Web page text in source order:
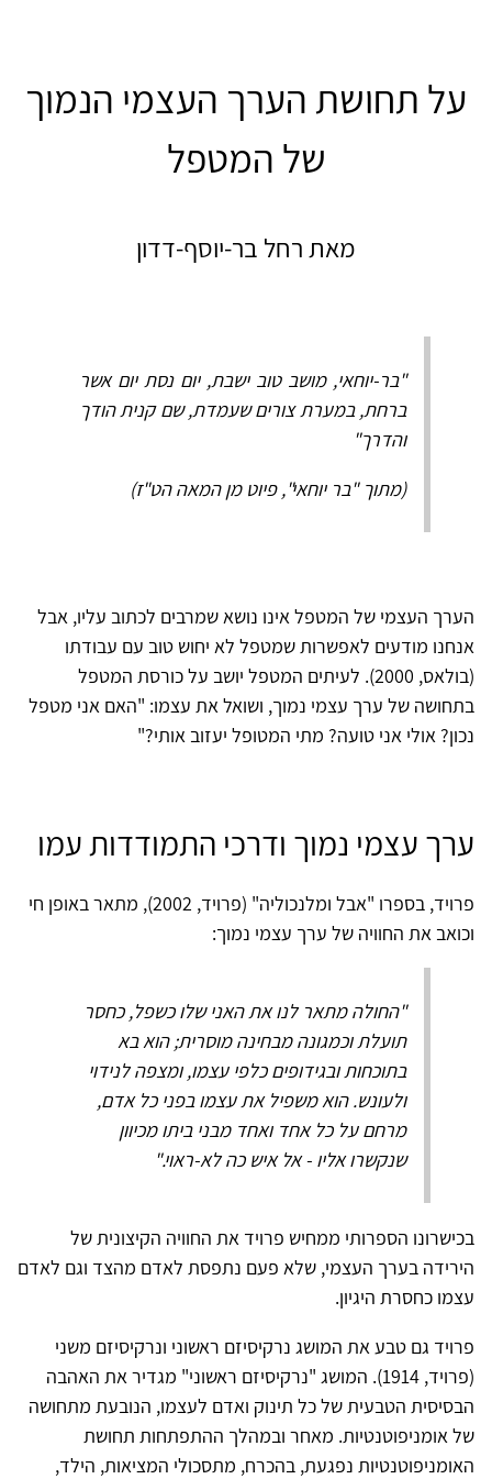
על תחושת הערך העצמי הנמוך
של המטפל
מאת רחל בר-יוסף-דדון
"בר-יוחאי, מושב טוב ישבת, יום נסת יום אשר
ברחת, במערת צורים שעמדת, שם קנית הודך
והדרך"
(מתוך "בר יוחאי", פיוט מן המאה הט"ז)
הערך העצמי של המטפל אינו נושא שמרבים לכתוב עליו, אבל
אנחנו מודעים לאפשרות שמטפל לא יחוש טוב עם עבודתו
(בולאס, 2000). לעיתים המטפל יושב על כורסת המטפל
בתחושה של ערך עצמי נמוך, ושואל את עצמו: "האם אני מטפל
נכון? אולי אני טועה? מתי המטופל יעזוב אותי?"
ערך עצמי נמוך ודרכי התמודדות עמו
פרויד, בספרו "אבל ומלנכוליה" (פרויד, 2002), מתאר באופן חי
וכואב את החוויה של ערך עצמי נמוך:
"החולה מתאר לנו את האני שלו כשפל, כחסר
תועלת וכמגונה מבחינה מוסרית; הוא בא
בתוכחות ובגידופים כלפי עצמו, ומצפה לנידוי
ולעונש. הוא משפיל את עצמו בפני כל אדם,
מרחם על כל אחד ואחד מבני ביתו מכיוון
שנקשרו אליו - אל איש כה לא-ראוי."
בכישרונו הספרותי ממחיש פרויד את החוויה הקיצונית של
הירידה בערך העצמי, שלא פעם נתפסת לאדם מהצד וגם לאדם
עצמו כחסרת היגיון.
פרויד גם טבע את המושג נרקיסיזם ראשוני ונרקיסיזם משני
(פרויד, 1914). המושג "נרקיסיזם ראשוני" מגדיר את האהבה
הבסיסית הטבעית של כל תינוק ואדם לעצמו, הנובעת מתחושה
של אומניפוטנטיות. מאחר ובמהלך ההתפתחות תחושת
האומניפוטנטיות נפגעת, בהכרח, מתסכולי המציאות, הילד,